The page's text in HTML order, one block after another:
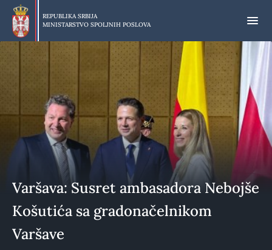
Preskoči
glavni
deo
sadržaja
REPUBLIKA SRBIJA
MINISTARSTVO SPOLJNIH POSLOVA
Varšava: Susret ambasadora Nebojše
Košutića sa gradonačelnikom
Varšave